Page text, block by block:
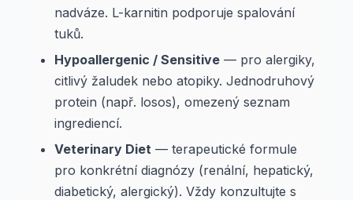
nadváze. L-karnitin podporuje spalování
tuků.
Hypoallergenic / Sensitive — pro alergiky,
citlivý žaludek nebo atopiky. Jednodruhový
protein (např. losos), omezený seznam
ingrediencí.
Veterinary Diet — terapeutické formule
pro konkrétní diagnózy (renální, hepatický,
diabetický, alergický). Vždy konzultujte s